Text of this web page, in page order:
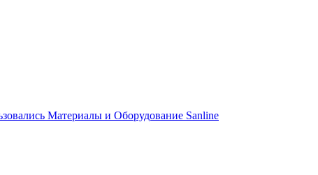
Материалы и Оборудование Sanline